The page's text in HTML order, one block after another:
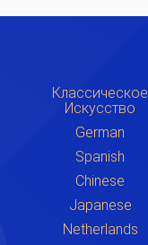
Классическое
Искусство
German
Spanish
Chinese
Japanese
Netherlands